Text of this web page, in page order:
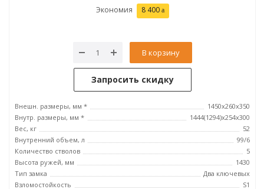
Экономия 8 400
В корзину
Запросить скидку
Внешн. размеры, мм *
1450x260x350
Внутр. размеры, мм *
1444(1294)x254x300
Вес, кг
52
Внутренний объем, л
99/6
Количество стволов
5
Высота ружей, мм
1430
Тип замка
Два ключевых
Взломостойкость
S1